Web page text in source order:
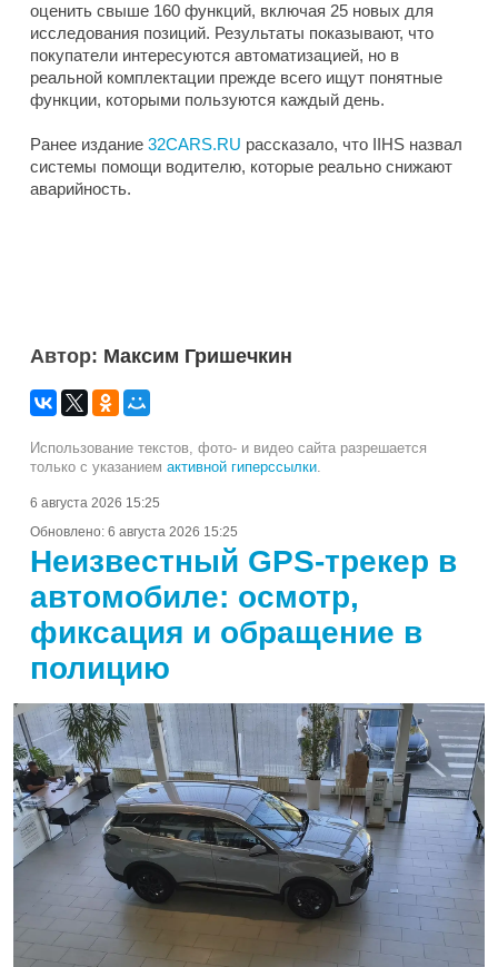
оценить свыше 160 функций, включая 25 новых для
исследования позиций. Результаты показывают, что
покупатели интересуются автоматизацией, но в
реальной комплектации прежде всего ищут понятные
функции, которыми пользуются каждый день.
Ранее издание 32CARS.RU рассказало, что IIHS назвал
системы помощи водителю, которые реально снижают
аварийность.
Автор: Максим Гришечкин
Использование текстов, фото- и видео сайта разрешается
только с указанием активной гиперссылки.
6 августа 2026 15:25
Обновлено: 6 августа 2026 15:25
Неизвестный GPS-трекер в
автомобиле: осмотр,
фиксация и обращение в
полицию